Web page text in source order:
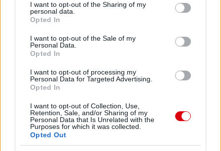
not limited to your visit or usage behaviour. You may click to
grant or deny consent to Google and its third-party tags to
use your data for below specified purposes in below Google
consent section.
I want to opt-out of the Sharing of my
personal data.
Opted In
I want to opt-out of the Sale of my
Personal Data.
Opted In
I want to opt-out of processing my
Personal Data for Targeted Advertising.
Opted In
I want to opt-out of Collection, Use,
Retention, Sale, and/or Sharing of my
Personal Data that Is Unrelated with the
Purposes for which it was collected.
Opted Out
Felkészülési szezon 4. mérkőzés
Nya Ullevi, Göteborg
1 nap 3 óra 53 perc 51 másodperc
Leeds Unitedvs Manchester United2026-08-12 20:30
ELŐZŐ MÉRKŐZÉSEK